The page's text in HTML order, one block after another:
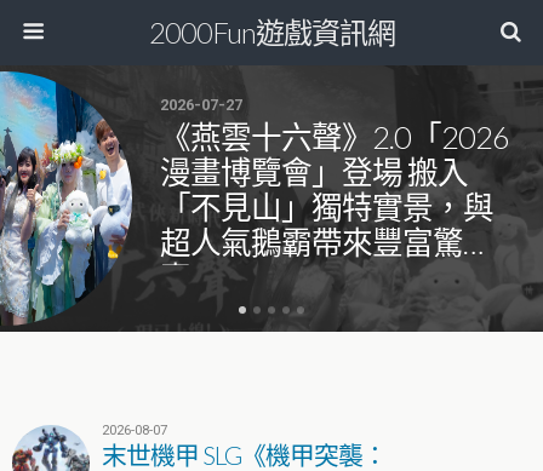
2000Fun遊戲資訊網
2026-07-27
《燕雲十六聲》2.0「2026
漫畫博覽會」登場 搬入
「不見山」獨特實景，與
超人氣鵝霸帶來豐富驚
喜！
2026-08-07
末世機甲 SLG《機甲突襲：